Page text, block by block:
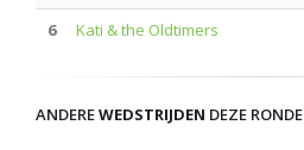
6
Kati & the Oldtimers
ANDEREWEDSTRIJDEN DEZE RONDE